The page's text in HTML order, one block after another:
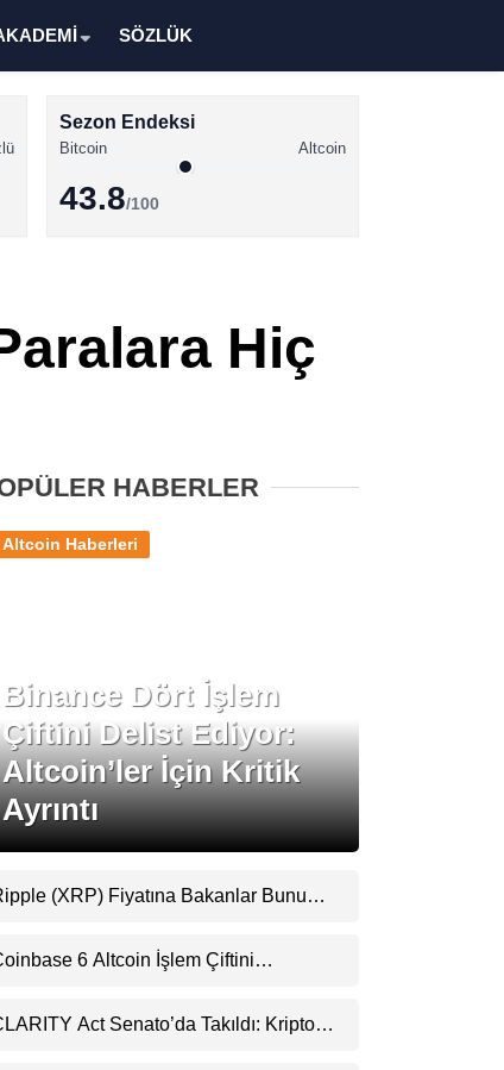
Altcoin Haberleri
XRP Haberleri
SÖZLÜK
Sezon Endeksi
Bitcoin Altcoin
43.8/100
Hiç
HABERLER
Binance Dört İşlem
Çiftini Delist Ediyor:
Altcoin’ler İçin Kritik
Ayrıntı
Altcoin Haberleri
(XRP) Fiyatına Bakanlar Bunu
6 Altcoin İşlem Çiftini
Act Senato’da Takıldı: Kripto